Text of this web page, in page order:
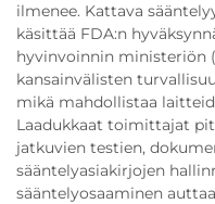
ilmenee. Kattava
käsittää FDA:n
hyvinvoinnin ministeriön
kansainvälisten
mikä mahdollistaa
Laadukkaat toimittajat
jatkuvien testien,
sääntelyasiakirjojen
sääntelyosaaminen